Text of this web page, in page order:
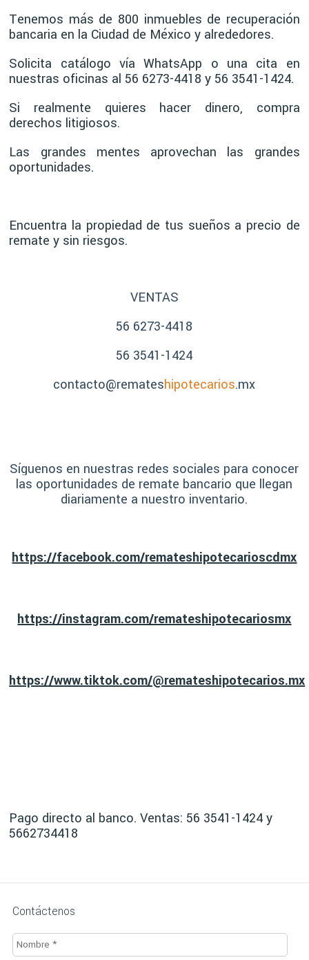
Tenemos más de 800 inmuebles de recuperación
bancaria en la Ciudad de México y alrededores.
Solicita catálogo vía WhatsApp o una cita en
nuestras oficinas al 56 6273-4418 y 56 3541-1424.
Si realmente quieres hacer dinero, compra
derechos litigiosos.
Las grandes mentes aprovechan las grandes
oportunidades.
Encuentra la propiedad de tus sueños a precio de
remate y sin riesgos.
VENTAS
56 6273-4418
56 3541-1424
contacto@remateshipotecarios.mx
Síguenos en nuestras redes sociales para conocer
las oportunidades de remate bancario que llegan
diariamente a nuestro inventario.
https://facebook.com/remateshipotecarioscdmx
https://instagram.com/remateshipotecariosmx
https://www.tiktok.com/@remateshipotecarios.mx
Pago directo al banco. Ventas: 56 3541-1424 y
5662734418
Contáctenos